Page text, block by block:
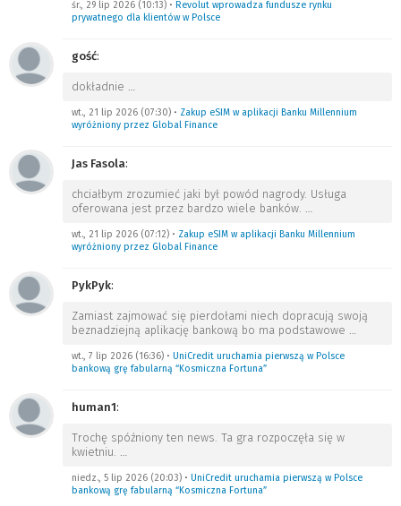
śr., 29 lip 2026 (10:13) • Revolut wprowadza fundusze rynku
prywatnego dla klientów w Polsce
gość:
dokładnie …
wt., 21 lip 2026 (07:30) • Zakup eSIM w aplikacji Banku Millennium
wyróżniony przez Global Finance
Jas Fasola:
chciałbym zrozumieć jaki był powód nagrody. Usługa
oferowana jest przez bardzo wiele banków. …
wt., 21 lip 2026 (07:12) • Zakup eSIM w aplikacji Banku Millennium
wyróżniony przez Global Finance
PykPyk:
Zamiast zajmować się pierdołami niech dopracują swoją
beznadziejną aplikację bankową bo ma podstawowe …
wt., 7 lip 2026 (16:36) • UniCredit uruchamia pierwszą w Polsce
bankową grę fabularną “Kosmiczna Fortuna”
human1:
Trochę spóźniony ten news. Ta gra rozpoczęła się w
kwietniu. …
niedz., 5 lip 2026 (20:03) • UniCredit uruchamia pierwszą w Polsce
bankową grę fabularną “Kosmiczna Fortuna”